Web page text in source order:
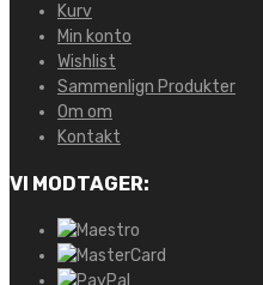
Kurv
Min konto
Wishlist
Sammenlign Produkter
Om om
Kontakt
VI MODTAGER: